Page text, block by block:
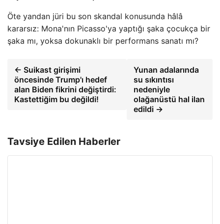
Öte yandan jüri bu son skandal konusunda hâlâ
kararsız: Mona'nın Picasso'ya yaptığı şaka çocukça bir
şaka mı, yoksa dokunaklı bir performans sanatı mı?
← Suikast girişimi
öncesinde Trump'ı hedef
alan Biden fikrini değiştirdi:
Kastettiğim bu değildi!
Yunan adalarında
su sıkıntısı
nedeniyle
olağanüstü hal ilan
edildi →
Tavsiye Edilen Haberler